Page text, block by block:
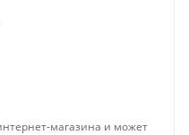
магазина и может